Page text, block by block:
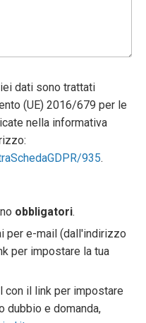
dati sono trattati
(UE) 2016/679 per le
nella informativa
935.
obbligatori.
per e-mail (dall'indirizzo
per impostare la tua
con il link per impostare
dubbio e domanda,